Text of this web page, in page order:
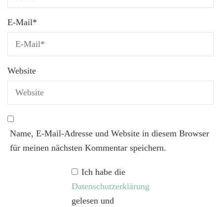
E-Mail*
Website
Name, E-Mail-Adresse und Website in diesem Browser
für meinen nächsten Kommentar speichern.
Ich habe die
Datenschutzerklärung
gelesen und